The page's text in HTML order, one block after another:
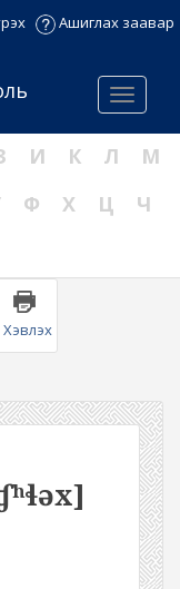
Ашиглах заавар
Menu
И К Л
М
Ф Х Ц
Ч
Хэвлэх